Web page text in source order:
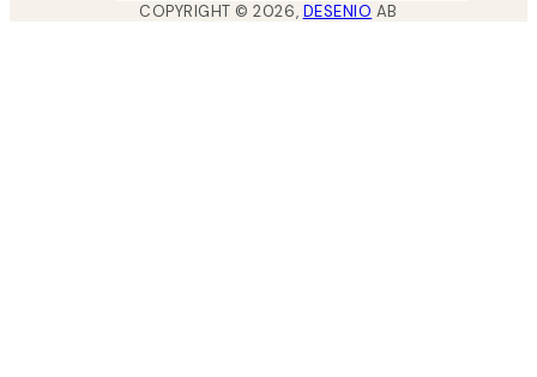
COPYRIGHT ©2026, DESENIO AB